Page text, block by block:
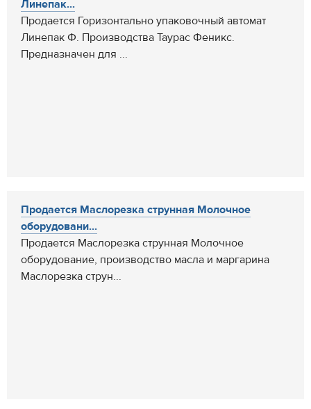
Линепак...
Продается Горизонтально упаковочный автомат
Линепак Ф. Производства Таурас Феникс.
Предназначен для ...
Продается Маслорезка струнная Молочное
оборудовани...
Продается Маслорезка струнная Молочное
оборудование, производство масла и маргарина
Маслорезка струн...